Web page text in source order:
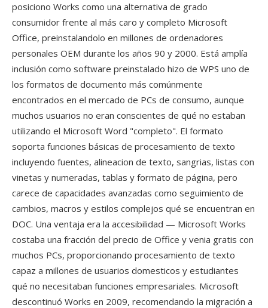
posiciono Works como una alternativa de grado
consumidor frente al más caro y completo Microsoft
Office, preinstalandolo en millones de ordenadores
personales OEM durante los años 90 y 2000. Está amplía
inclusión como software preinstalado hizo de WPS uno de
los formatos de documento más comúnmente
encontrados en el mercado de PCs de consumo, aunque
muchos usuarios no eran conscientes de qué no estaban
utilizando el Microsoft Word "completo". El formato
soporta funciones básicas de procesamiento de texto
incluyendo fuentes, alineacion de texto, sangrias, listas con
vinetas y numeradas, tablas y formato de página, pero
carece de capacidades avanzadas como seguimiento de
cambios, macros y estilos complejos qué se encuentran en
DOC. Una ventaja era la accesibilidad — Microsoft Works
costaba una fracción del precio de Office y venia gratis con
muchos PCs, proporcionando procesamiento de texto
capaz a millones de usuarios domesticos y estudiantes
qué no necesitaban funciones empresariales. Microsoft
descontinuó Works en 2009, recomendando la migración a